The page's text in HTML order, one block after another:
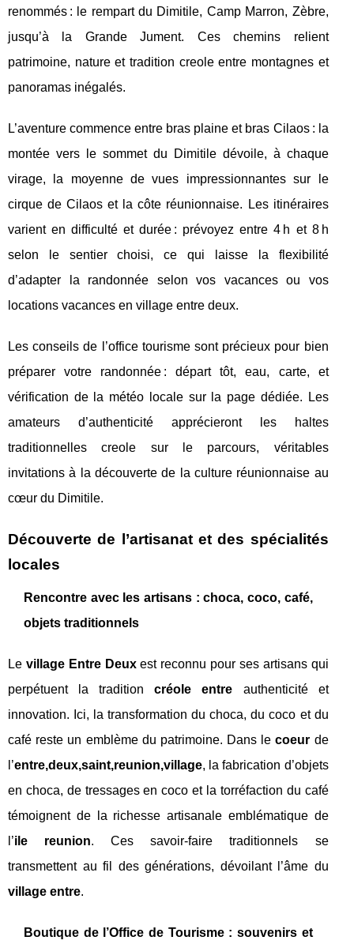
renommés : le rempart du Dimitile, Camp Marron, Zèbre,
jusqu’à la Grande Jument. Ces chemins relient
patrimoine, nature et tradition creole entre montagnes et
panoramas inégalés.
L’aventure commence entre bras plaine et bras Cilaos : la
montée vers le sommet du Dimitile dévoile, à chaque
virage, la moyenne de vues impressionnantes sur le
cirque de Cilaos et la côte réunionnaise. Les itinéraires
varient en difficulté et durée : prévoyez entre 4 h et 8 h
selon le sentier choisi, ce qui laisse la flexibilité
d’adapter la randonnée selon vos vacances ou vos
locations vacances en village entre deux.
Les conseils de l’office tourisme sont précieux pour bien
préparer votre randonnée : départ tôt, eau, carte, et
vérification de la météo locale sur la page dédiée. Les
amateurs d’authenticité apprécieront les haltes
traditionnelles creole sur le parcours, véritables
invitations à la découverte de la culture réunionnaise au
cœur du Dimitile.
Découverte de l’artisanat et des spécialités
locales
Rencontre avec les artisans : choca, coco, café,
objets traditionnels
Le village Entre Deuxest reconnu pour ses artisans qui
perpétuent la traditioncréole entre authenticité et
innovation. Ici, la transformation du choca, du coco et du
café reste un emblème du patrimoine. Dans lecoeur de
l’entre,deux,saint,reunion,village, la fabrication d’objets
en choca, de tressages en coco et la torréfaction du café
témoignent de la richesse artisanale emblématique de
l’ile reunion. Ces savoir-faire traditionnels se
transmettent au fil des générations, dévoilant l’âme du
village entre.
Boutique de l’Office de Tourisme : souvenirs et